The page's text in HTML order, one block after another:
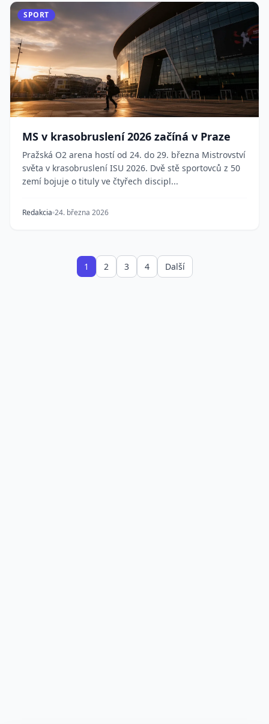
SPORT
MS v krasobruslení 2026 začíná v Praze
Pražská O2 arena hostí od 24. do 29. března Mistrovství
světa v krasobruslení ISU 2026. Dvě stě sportovců z 50
zemí bojuje o tituly ve čtyřech discipl...
Redakcia 24. března 2026
1 2 3 4 Další